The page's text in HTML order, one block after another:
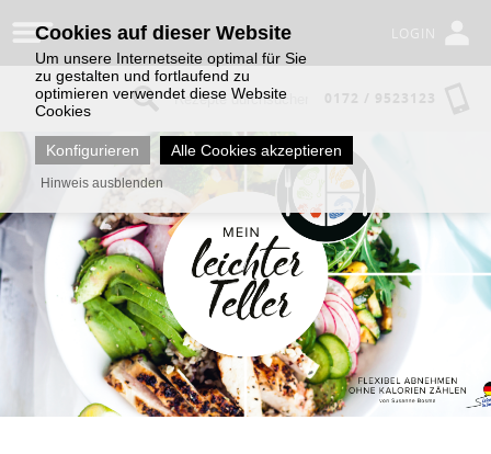
LOGIN
Cookies auf dieser Website
Um unsere Internetseite optimal für Sie
zu gestalten und fortlaufend zu
optimieren verwendet diese Website
Cookies
Konfigurieren Alle Cookies akzeptieren
Hinweis ausblenden